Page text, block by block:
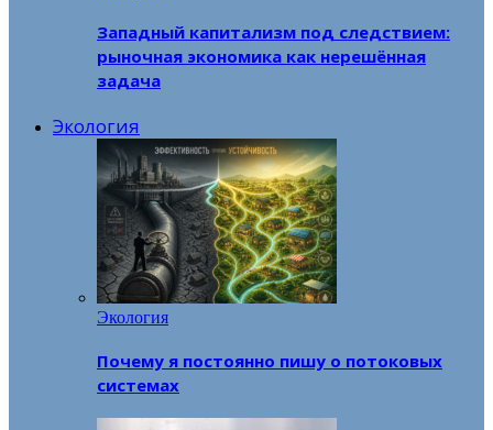
Западный капитализм под следствием:
рыночная экономика как нерешённая
задача
Экология
Экология
Почему я постоянно пишу о потоковых
системах